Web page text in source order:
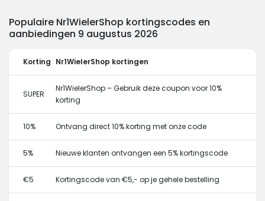
Populaire Nr1WielerShop kortingscodes en
aanbiedingen 9 augustus 2026
Korting Nr1WielerShop kortingen
SUPER
Nr1WielerShop – Gebruik deze coupon voor 10%
korting
10% Ontvang direct 10% korting met onze code
5% Nieuwe klanten ontvangen een 5% kortingscode
€5 Kortingscode van €5,- op je gehele bestelling